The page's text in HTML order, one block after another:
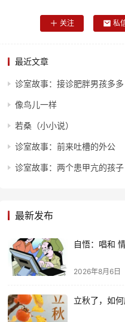
关注 私
最近文章
诊室故事：接诊肥胖男孩多多
像鸟儿一样
若桑（小小说）
诊室故事：前来吐槽的外公
诊室故事：两个患甲亢的孩子
最新发布
自悟：唱和
2026年8月6日
立秋了，如